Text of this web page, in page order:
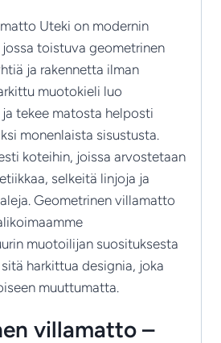
Uteki on modernin
toistuva geometrinen
ja rakennetta ilman
muotokieli luo
tekee matosta helposti
monenlaista sisustusta.
koteihin, joissa arvostetaan
selkeitä linjoja ja
Geometrinen villamatto
muotoilijan suosituksesta
harkittua designia, joka
muuttumatta.
villamatto –